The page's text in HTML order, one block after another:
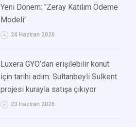
Yeni Dönem: "Zeray Katılım Ödeme
Modeli"
24 Haziran 2026
Luxera GYO’dan erişilebilir konut
için tarihi adım: Sultanbeyli Sulkent
projesi kurayla satışa çıkıyor
23 Haziran 2026